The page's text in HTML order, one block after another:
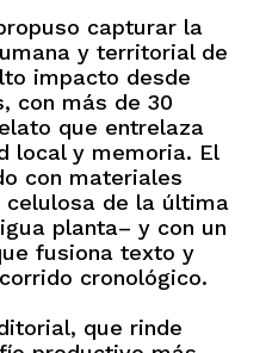
capturar la
y territorial de
impacto desde
con más de 30
que entrelaza
local y memoria. El
con materiales
de la última
planta– y con un
fusiona texto y
cronológico.
que rinde